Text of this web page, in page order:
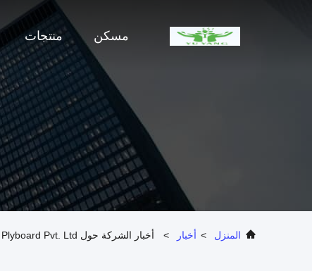
مسكن منتجات
المنزل > أخبار > أخبار الشركة حول Bp Plyboard Pvt. Ltd الهند تركيب وتدريب المسعر المخروطي